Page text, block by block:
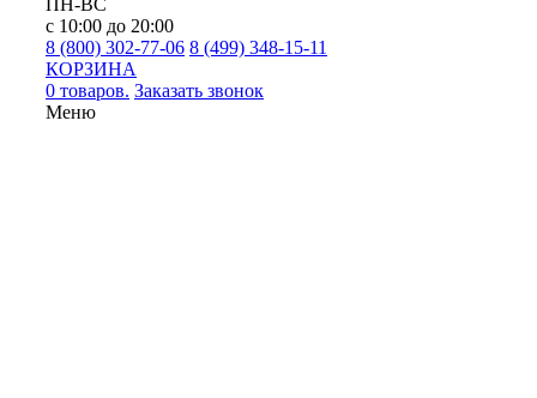
ПН-ВС
с 10:00 до 20:00
8 (800) 302-77-06 8 (499) 348-15-11
КОРЗИНА
0 товаров. Заказать звонок
Меню